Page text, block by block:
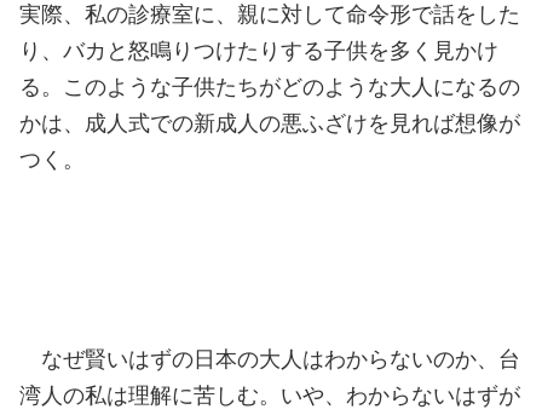
実際、私の診療室に、親に対して命令形で話をした
り、バカと怒鳴りつけたりする子供を多く見かけ
る。このような子供たちがどのような大人になるの
かは、成人式での新成人の悪ふざけを見れば想像が
つく。
なぜ賢いはずの日本の大人はわからないのか、台
湾人の私は理解に苦しむ。いや、わからないはずが